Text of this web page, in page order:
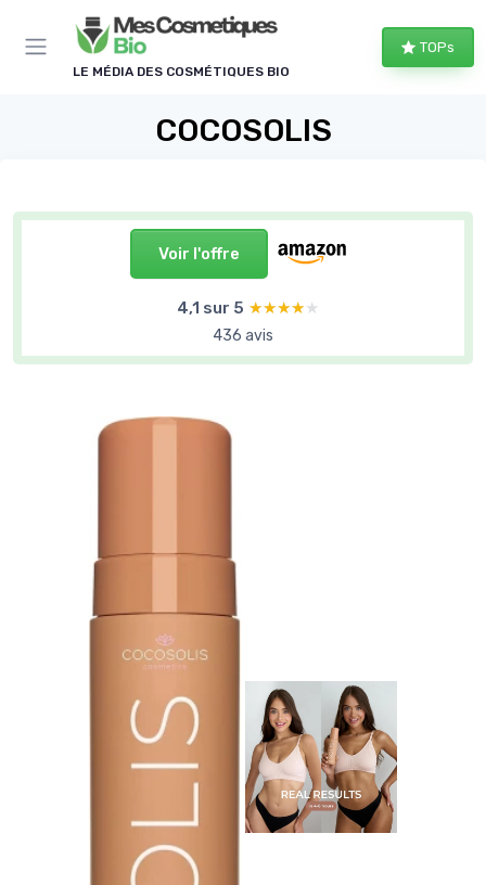
LE MÉDIA DES COSMÉTIQUES BIO
TOPs
COCOSOLIS
Voir l'offre
4,1 sur 5 ★★★★★
★★★★★
436 avis
Panneau de gestion des cookies